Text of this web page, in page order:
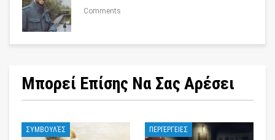
Comments
Μπορεί Επίσης Να Σας Αρέσει
ΣΥΜΒΟΥΛΈΣ ΠΕΡΙΈΡΓΕΙΕΣ